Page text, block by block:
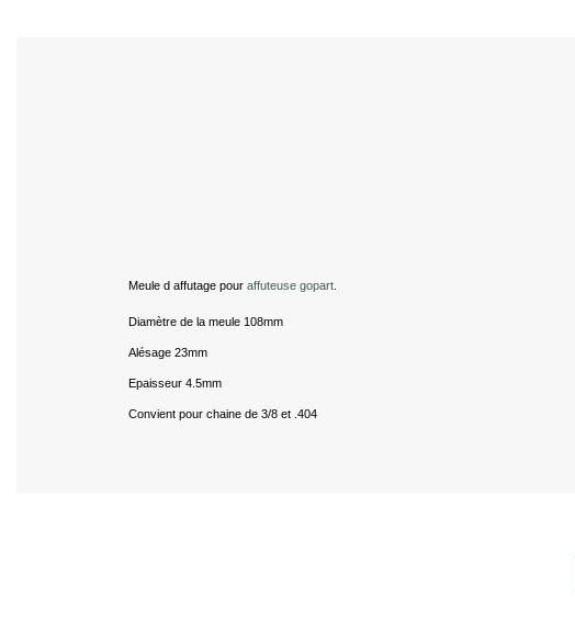
Meule d affutage pour affuteuse gopart
Diamètre de la meule 108mm
Alésage 23mm
Epaisseur 4.5mm
Convient pour chaine de 3/8 et .404